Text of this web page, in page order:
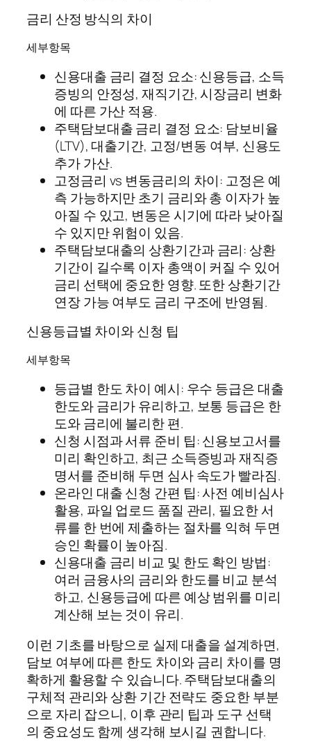
금리 산정 방식의 차이
세부항목
신용대출 금리 결정 요소: 신용등급, 소득
증빙의 안정성, 재직기간, 시장금리 변화
에 따른 가산 적용.
주택담보대출 금리 결정 요소: 담보비율
(LTV), 대출기간, 고정/변동 여부, 신용도
추가 가산.
고정금리 vs 변동금리의 차이: 고정은 예
측 가능하지만 초기 금리와 총 이자가 높
아질 수 있고, 변동은 시기에 따라 낮아질
수 있지만 위험이 있음.
주택담보대출의 상환기간과 금리: 상환
기간이 길수록 이자 총액이 커질 수 있어
금리 선택에 중요한 영향. 또한 상환기간
연장 가능 여부도 금리 구조에 반영됨.
신용등급별 차이와 신청 팁
세부항목
등급별 한도 차이 예시: 우수 등급은 대출
한도와 금리가 유리하고, 보통 등급은 한
도와 금리에 불리한 편.
신청 시점과 서류 준비 팁: 신용보고서를
미리 확인하고, 최근 소득증빙과 재직증
명서를 준비해 두면 심사 속도가 빨라짐.
온라인 대출 신청 간편 팁: 사전 예비심사
활용, 파일 업로드 품질 관리, 필요한 서
류를 한 번에 제출하는 절차를 익혀 두면
승인 확률이 높아짐.
신용대출 금리 비교 및 한도 확인 방법:
여러 금융사의 금리와 한도를 비교 분석
하고, 신용등급에 따른 예상 범위를 미리
계산해 보는 것이 유리.
이런 기초를 바탕으로 실제 대출을 설계하면,
담보 여부에 따른 한도 차이와 금리 차이를 명
확하게 활용할 수 있습니다. 주택담보대출의
구체적 관리와 상환 기간 전략도 중요한 부분
으로 자리 잡으니, 이후 관리 팁과 도구 선택
의 중요성도 함께 생각해 보시길 권합니다.